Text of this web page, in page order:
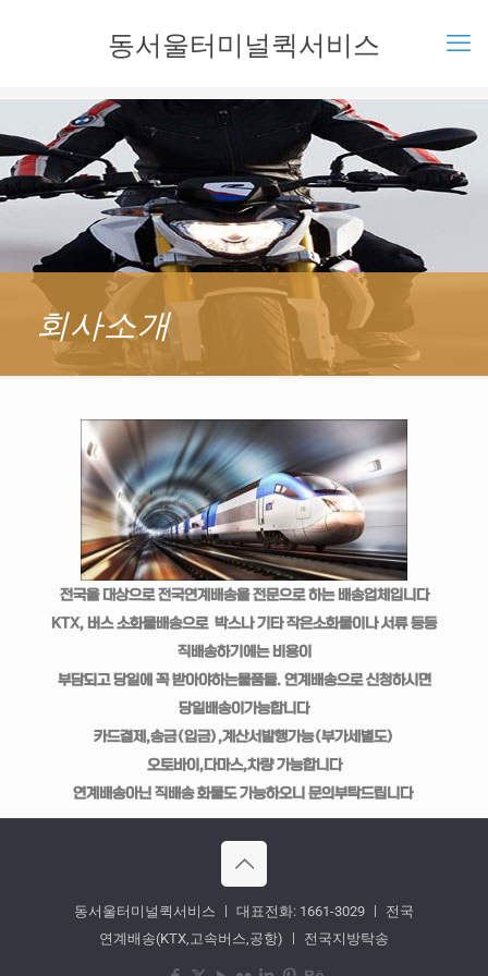
동서울터미널퀵서비스
회사소개
전국을 대상으로 전국연계배송을 전문으로 하는 배송업체입니다
KTX, 버스 소화물배송으로 박스나 기타 작은소화물이나 서류 등등
직배송하기에는 비용이
부담되고 당일에 꼭 받아야하는물품들. 연계배송으로 신청하시면
당일배송이가능합니다
카드결제,송금(입금),계산서발행가능(부가세별도)
오토바이,다마스,차량 가능합니다
연계배송아닌 직배송 화물도 가능하오니 문의부탁드립니다
동서울터미널퀵서비스 ㅣ 대표전화: 1661-3029 ㅣ 전국
연계배송(KTX,고속버스,공항) ㅣ 전국지방탁송